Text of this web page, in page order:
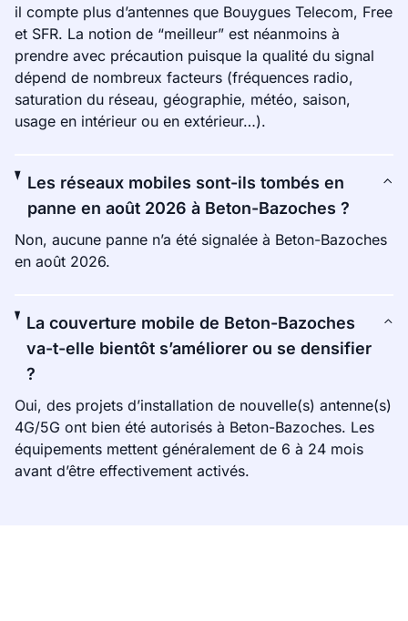
il compte plus d’antennes que Bouygues Telecom, Free
et SFR. La notion de “meilleur” est néanmoins à
prendre avec précaution puisque la qualité du signal
dépend de nombreux facteurs (fréquences radio,
saturation du réseau, géographie, météo, saison,
usage en intérieur ou en extérieur…).
Les réseaux mobiles sont-ils tombés en
panne en août 2026 à Beton-Bazoches ?
Non, aucune panne n’a été signalée à Beton-Bazoches
en août 2026.
La couverture mobile de Beton-Bazoches
va-t-elle bientôt s’améliorer ou se densifier
?
Oui, des projets d’installation de nouvelle(s) antenne(s)
4G/5G ont bien été autorisés à Beton-Bazoches. Les
équipements mettent généralement de 6 à 24 mois
avant d’être effectivement activés.